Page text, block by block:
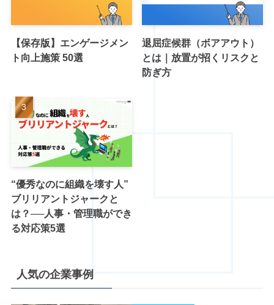
【保存版】エンゲージメン
ト向上施策 50選
退屈症候群（ボアアウト）
とは｜放置が招くリスクと
防ぎ方
“優秀なのに組織を壊す人”
ブリリアントジャークと
は？──人事・管理職ができ
る対応策5選
人気の企業事例